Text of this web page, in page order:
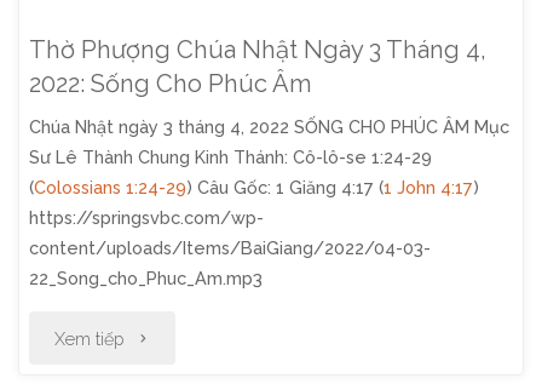
2022:
Những
Việc
Cần
Làm"
Thờ Phượng Chúa Nhật Ngày 3 Tháng 4,
2022: Sống Cho Phúc Âm
Chúa Nhật ngày 3 tháng 4, 2022 SỐNG CHO PHÚC ÂM Mục
Sư Lê Thành Chung Kinh Thánh: Cô-lô-se 1:24-29
(Colossians 1:24-29) Câu Gốc: 1 Giăng 4:17 (1 John 4:17)
https://springsvbc.com/wp-
content/uploads/Items/BaiGiang/2022/04-03-
22_Song_cho_Phuc_Am.mp3
Xem tiếp "Thờ